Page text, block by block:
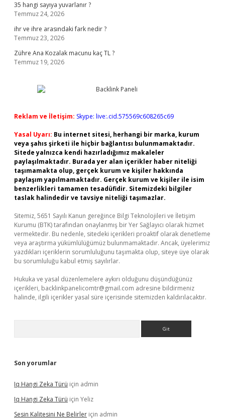
35 hangi sayıya yuvarlanır ?
Temmuz 24, 2026
ihr ve ihre arasındaki fark nedir ?
Temmuz 23, 2026
Zühre Ana Kozalak macunu kaç TL ?
Temmuz 19, 2026
Reklam ve İletişim: Skype: live:.cid.575569c608265c69
Yasal Uyarı: Bu internet sitesi, herhangi bir marka, kurum
veya şahıs şirketi ile hiçbir bağlantısı bulunmamaktadır.
Sitede yalnızca kendi hazırladığımız makaleler
paylaşılmaktadır. Burada yer alan içerikler haber niteliği
taşımamakta olup, gerçek kurum ve kişiler hakkında
paylaşım yapılmamaktadır. Gerçek kurum ve kişiler ile isim
benzerlikleri tamamen tesadüfidir. Sitemizdeki bilgiler
taslak halindedir ve tavsiye niteliği taşımazlar.
Sitemiz, 5651 Sayılı Kanun gereğince Bilgi Teknolojileri ve İletişim
Kurumu (BTK) tarafından onaylanmış bir Yer Sağlayıcı olarak hizmet
vermektedir. Bu nedenle, sitedeki içerikleri proaktif olarak denetleme
veya araştırma yükümlülüğümüz bulunmamaktadır. Ancak, üyelerimiz
yazdıkları içeriklerin sorumluluğunu taşımakta olup, siteye üye olarak
bu sorumluluğu kabul etmiş sayılırlar.
Hukuka ve yasal düzenlemelere aykırı olduğunu düşündüğünüz
içerikleri, backlinkpanelicomtr@gmail.com adresine bildirmeniz
halinde, ilgili içerikler yasal süre içerisinde sitemizden kaldırılacaktır.
Son yorumlar
Iq Hangi Zeka Türü için admin
Iq Hangi Zeka Türü için Yeliz
Sesin Kalitesini Ne Belirler için admin